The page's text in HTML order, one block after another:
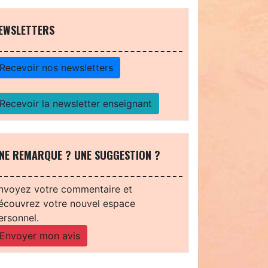
Recevoir nos newsletters
Recevoir la newsletter enseignant
REMARQUE ? UNE SUGGESTION ?
votre commentaire et
votre nouvel espace
Envoyer mon avis